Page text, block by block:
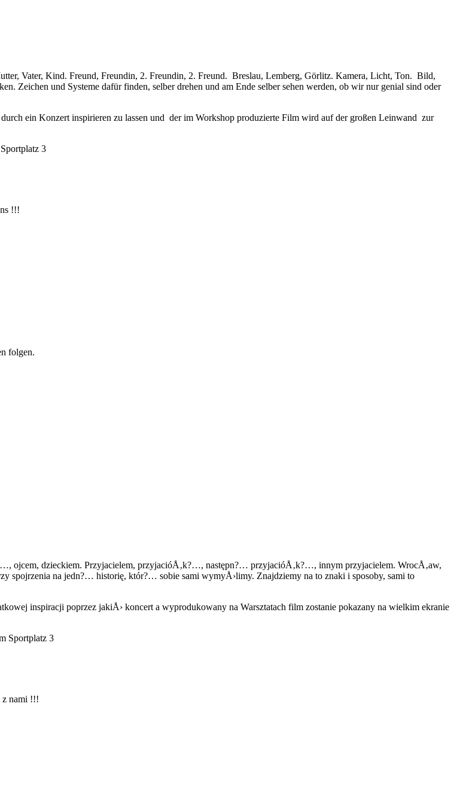
Vater, Kind. Freund, Freundin, 2. Freundin, 2. Freund. Breslau, Lemberg, Görlitz. Kamera, Licht, Ton. Bild,
Zeichen und Systeme dafür finden, selber drehen und am Ende selber sehen werden, ob wir nur genial sind oder
ein Konzert inspirieren zu lassen und der im Workshop produzierte Film wird auf der großen Leinwand zur
3
uns !!!
folgen.
ojcem, dzieckiem. Przyjacielem, przyjacióÅ‚k?…, następn?… przyjacióÅ‚k?…, innym przyjacielem. WrocÅ‚aw,
spojrzenia na jedn?… historię, któr?… sobie sami wymyÅ›limy. Znajdziemy na to znaki i sposoby, sami to
inspiracji poprzez jakiÅ› koncert a wyprodukowany na Warsztatach film zostanie pokazany na wielkim ekranie
Sportplatz 3
z nami !!!